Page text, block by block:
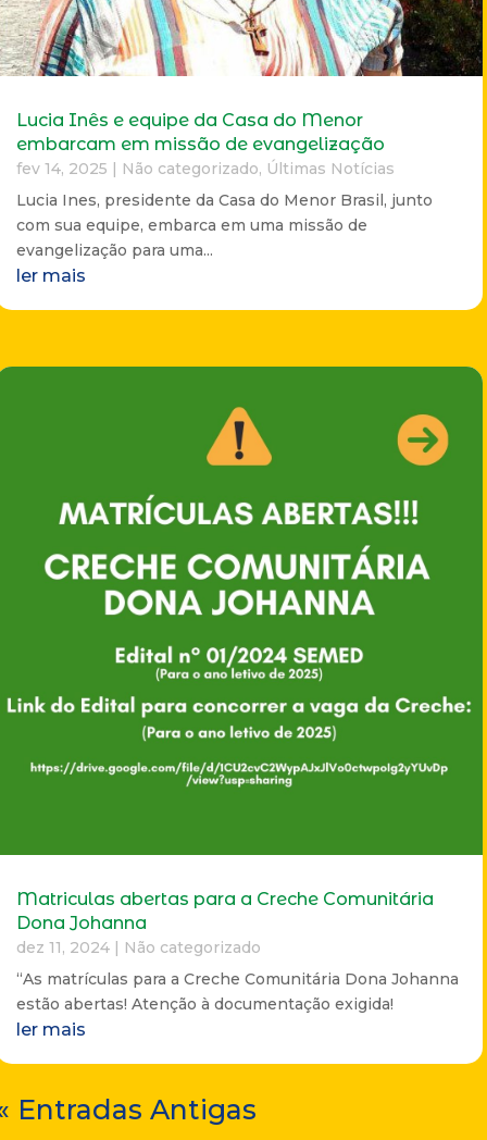
Lucia Inês e equipe da Casa do Menor
embarcam em missão de evangelização
fev 14, 2025 | Não categorizado, Últimas Notícias
Lucia Ines, presidente da Casa do Menor Brasil, junto
com sua equipe, embarca em uma missão de
evangelização para uma...
ler mais
Matriculas abertas para a Creche Comunitária
Dona Johanna
dez 11, 2024 | Não categorizado
“As matrículas para a Creche Comunitária Dona Johanna
estão abertas! Atenção à documentação exigida!
ler mais
Entradas Antigas